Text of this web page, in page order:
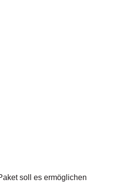
soll es ermöglichen